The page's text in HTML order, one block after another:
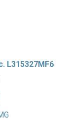
L315327MF6